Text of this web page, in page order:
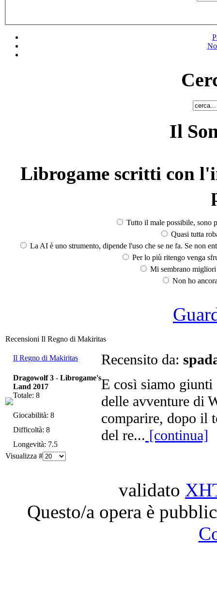
Il
Librogame scritti con
Tutto il male possibile, sono
Quasi tutta
La AI è uno strumento, dipende l'uso che se ne fa. Se non
Per lo più ritengo venga
Mi sembrano
Non ho
Recensioni Il Regno di Makiritas
Il Regno di Makiritas Recensito da:
E così siamo
delle avventure di
comparire, dopo il
del re... [continua]
Dragowolf 3 - Librogame's
Land 2017
Totale: 8
Giocabilità: 8
Difficoltà: 8
Longevità: 7.5
Visualizza #
validato
Questo/a opera è